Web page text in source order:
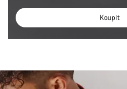
Koupit